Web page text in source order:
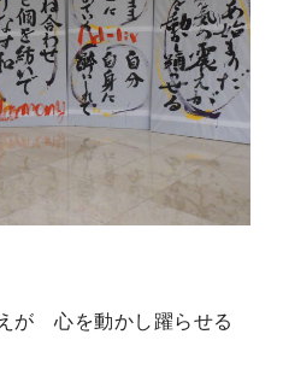
が 心を動かし躍らせる